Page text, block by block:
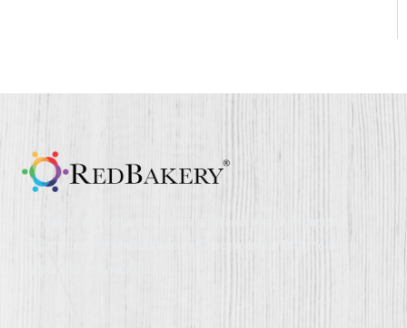
Egestas sit in lobortis duis viverra enim eros ornare. Et tincidunt
pretium curabitur vehicula turpis adipiscing donec. Et ut morbi